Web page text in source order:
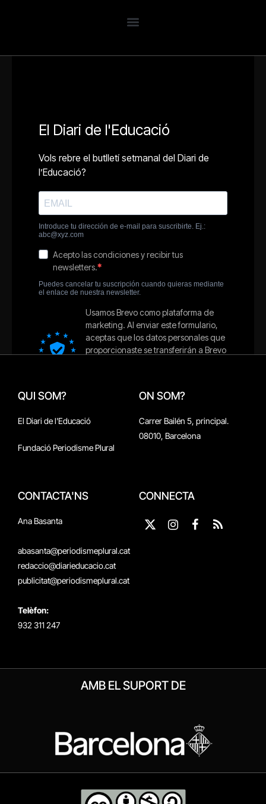
QUI SOM?
El Diari de l'Educació
Fundació Periodisme Plural
ON SOM?
Carrer Bailén 5, principal.
08010, Barcelona
CONTACTA'NS
Ana Basanta
abasanta@periodismeplural.cat
redaccio@diarieducacio.cat
publicitat@periodismeplural.cat
Telèfon:
932 311 247
CONNECTA
X
InstagramFacebook
RSS
AMB EL SUPORT DE